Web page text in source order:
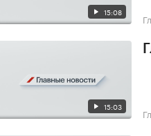
15:08
15:03